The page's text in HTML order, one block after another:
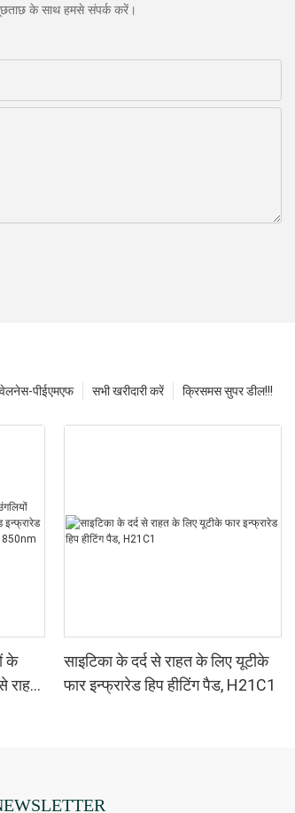
के साथ हमसे संपर्क करें।
क्रिसमस सुपर डील!!!
सभी खरीदारी करें
पीईएमएफ
के
राहत
साइटिका के दर्द से राहत के लिए यूटीके
फार इन्फ्रारेड हिप हीटिंग पैड, H21C1